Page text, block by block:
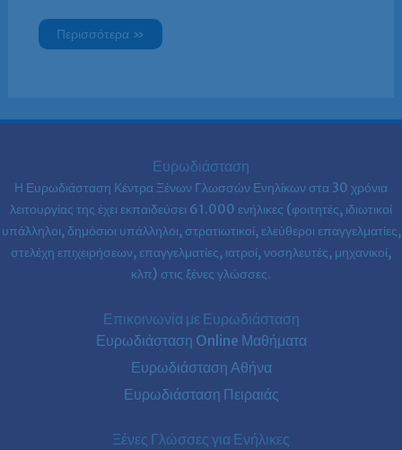
Περισσότερα »
Ευρωδιάσταση
Η Ευρωδιάσταση Κέντρα Ξένων Γλωσσών Ενηλίκων στα 30 χρόνια
λειτουργίας της έχει εκπαιδεύσει 61.000 ενήλικες (φοιτητές, ιδιωτικοί
υπάλληλοι, δημόσιοι υπάλληλοι, στρατιωτικοί, ελεύθεροι επαγγελματίες,
στελέχη επιχειρήσεων, επαγγελματίες, ιατροί, νοσηλευτές, μηχανικοί,
κλπ) στις ξένες γλώσσες.
Επικοινωνία με Ευρωδιάσταση
Ευρωδιάσταση Online Μαθήματα
Ευρωδιάσταση Αθήνα
Ευρωδιάσταση Πειραιάς
Ξένες Γλώσσες για Ενήλικες